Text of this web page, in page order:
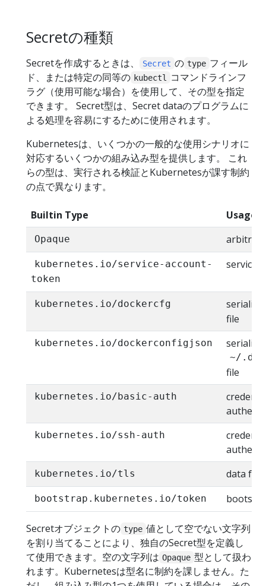
Secretの種類
Secretを作成するときは、 Secret の type フィール
ド、または特定の同等の kubectl
コマンドラインフ
ラグ（使用可能な場合）を使用して、その型を指定
できます。 Secret型は、Secret dataのプログラムに
よる処理を容易にするために使用されます。
Kubernetesは、いくつかの一般的な使用シナリオに
対応するいくつかの組み込み型を提供します。 これ
らの型は、実行される検証とKubernetesが課す制約
の点で異なります。
Builtin Type Usage
Opaque
kubernetes.io/service-account-
token
service
kubernetes.io/dockercfg
file
kubernetes.io/dockerconfigjson
~/
file
kubernetes.io/basic-auth
kubernetes.io/ssh-auth
kubernetes.io/tls data for
bootstrap.kubernetes.io/token
Secretオブジェクトの type 値として空でない文字列
を割り当てることにより、独自のSecret型を定義し
て使用できます。空の文字列は Opaque 型として扱わ
れます。Kubernetesは型名に制約を課しません。た